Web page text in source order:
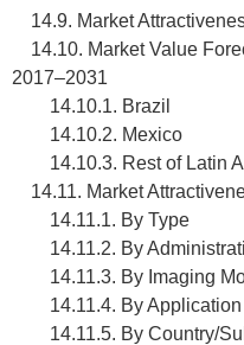
14.9. Market
14.10. Market Value
2017–2031
14.10.1. Brazil
14.10.2. Mexico
14.10.3. Rest of Latin
14.11. Market
14.11.1. By Type
14.11.2. By
14.11.3. By Imaging
14.11.4. By Application
14.11.5. By Country/